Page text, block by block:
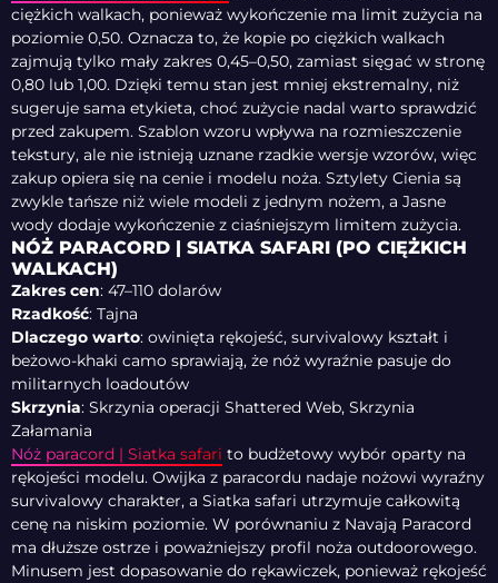
ciężkich walkach, ponieważ wykończenie ma limit zużycia na
poziomie 0,50. Oznacza to, że kopie po ciężkich walkach
zajmują tylko mały zakres 0,45–0,50, zamiast sięgać w stronę
0,80 lub 1,00. Dzięki temu stan jest mniej ekstremalny, niż
sugeruje sama etykieta, choć zużycie nadal warto sprawdzić
przed zakupem. Szablon wzoru wpływa na rozmieszczenie
tekstury, ale nie istnieją uznane rzadkie wersje wzorów, więc
zakup opiera się na cenie i modelu noża. Sztylety Cienia są
zwykle tańsze niż wiele modeli z jednym nożem, a Jasne
wody dodaje wykończenie z ciaśniejszym limitem zużycia.
NÓŻ PARACORD | SIATKA SAFARI (PO CIĘŻKICH
WALKACH)
Zakres cen: 47–110 dolarów
Rzadkość: Tajna
Dlaczego warto: owinięta rękojeść, survivalowy kształt i
beżowo-khaki camo sprawiają, że nóż wyraźnie pasuje do
militarnych loadoutów
Skrzynia: Skrzynia operacji Shattered Web, Skrzynia
Załamania
Nóż paracord | Siatka safari to budżetowy wybór oparty na
rękojeści modelu. Owijka z paracordu nadaje nożowi wyraźny
survivalowy charakter, a Siatka safari utrzymuje całkowitą
cenę na niskim poziomie. W porównaniu z Navają Paracord
ma dłuższe ostrze i poważniejszy profil noża outdoorowego.
Minusem jest dopasowanie do rękawiczek, ponieważ rękojeść